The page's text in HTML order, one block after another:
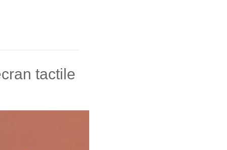
tactile